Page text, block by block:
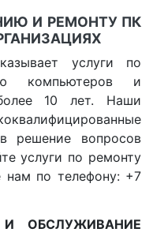
И РЕМОНТУ ПК
услуги по
компьютеров и
10 лет. Наши
решение вопросов
услуги по ремонту
нам по телефону: +7
ОБСЛУЖИВАНИЕ